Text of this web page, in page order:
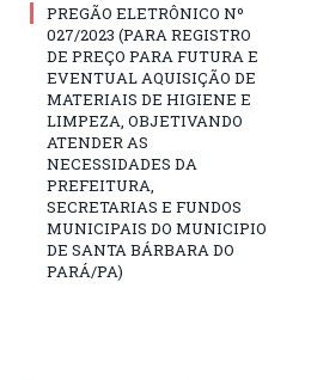
PREGÃO ELETRÔNICO Nº
027/2023 (PARA REGISTRO
DE PREÇO PARA FUTURA E
EVENTUAL AQUISIÇÃO DE
MATERIAIS DE HIGIENE E
LIMPEZA, OBJETIVANDO
ATENDER AS
NECESSIDADES DA
PREFEITURA,
SECRETARIAS E FUNDOS
MUNICIPAIS DO MUNICIPIO
DE SANTA BÁRBARA DO
PARÁ/PA)